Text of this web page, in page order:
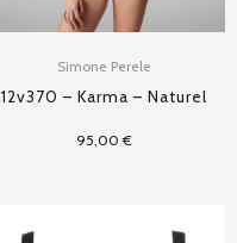
Simone Perele
12v370 – Karma – Naturel
95,00€
de